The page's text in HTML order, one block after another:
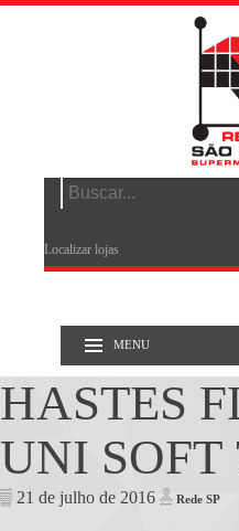
Search
Localizar lojas
MENU
HASTES
UNI SOFT
21 de julho de 2016 Rede SP